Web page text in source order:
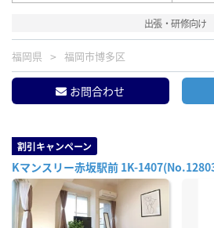
出張・研修向け
福岡県 福岡市博多区
お問合わせ
割引キャンペーン
Kマンスリー赤坂駅前 1K-